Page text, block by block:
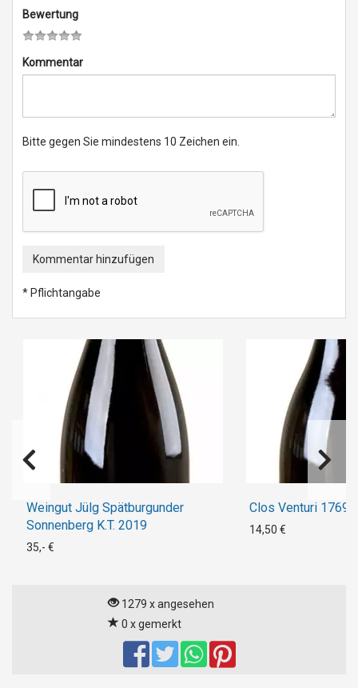
Bewertung
Kommentar
Bitte gegen Sie mindestens 10 Zeichen ein.
Kommentar hinzufügen
* Pflichtangabe
Weingut Jülg Spätburgunder
Sonnenberg K.T. 2019
35,- €
Clos Venturi 1769
14,50 €
1279 x angesehen
0 x gemerkt